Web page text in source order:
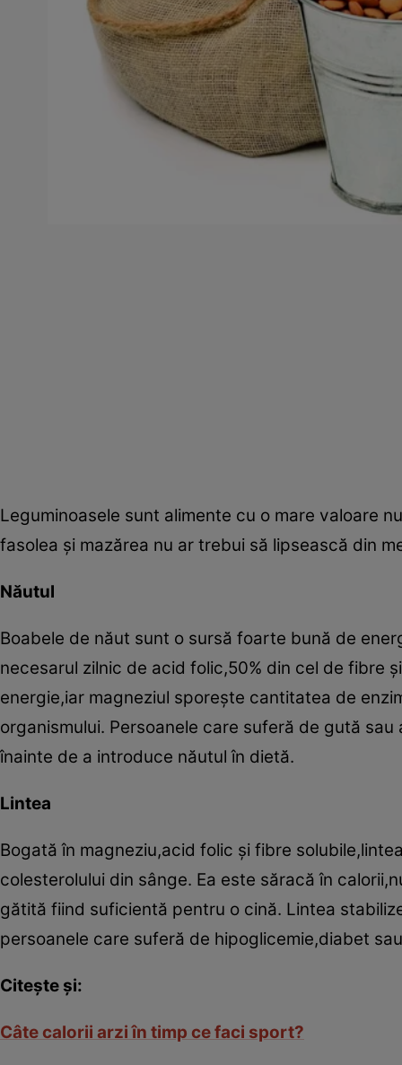
Leguminoasele sunt alimente cu o mare valoare
fasolea şi mazărea nu ar trebui să lipsească din
Năutul
Boabele de năut sunt o sursă foarte bună de
necesarul zilnic de acid folic,50% din cel de fibre
energie,iar magneziul sporeşte cantitatea de
organismului. Persoanele care suferă de gută
înainte de a introduce năutul în dietă.
Lintea
Bogată în magneziu,acid folic şi fibre
colesterolului din sânge. Ea este săracă în
gătită fiind suficientă pentru o cină. Lintea
persoanele care suferă de hipoglicemie,diabet
Citeşte şi:
Câte calorii arzi în timp ce faci sport?